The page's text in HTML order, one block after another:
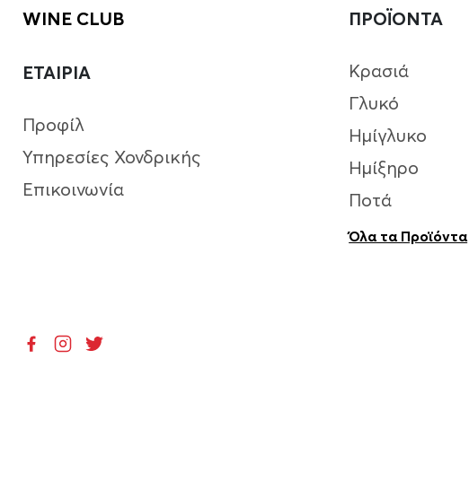
WINE CLUB
ΕΤΑΙΡΙΑ
Προφίλ
Υπηρεσίες Χονδρικής
Επικοινωνία
ΠΡΟΪΟΝΤΑ
Κρασιά
Γλυκό
Ημίγλυκο
Ημίξηρο
Ποτά
Όλα τα Προϊόντα